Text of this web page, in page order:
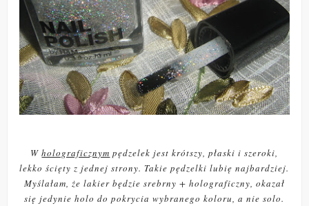
Wholograficznym pędzelek jest krótszy, płaski i szeroki,
lekko ścięty z jednej strony. Takie pędzelki lubię najbardziej.
Myślałam, że lakier będzie srebrny + holograficzny, okazał
się jedynie holo do pokrycia wybranego koloru, a nie solo.